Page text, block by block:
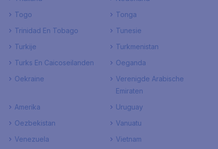
Togo
Tonga
Trinidad En Tobago
Tunesie
Turkije
Turkmenistan
Turks En Caicoseilanden
Oeganda
Oekraine
Verenigde Arabische
Emiraten
Amerika
Uruguay
Oezbekistan
Vanuatu
Venezuela
Vietnam